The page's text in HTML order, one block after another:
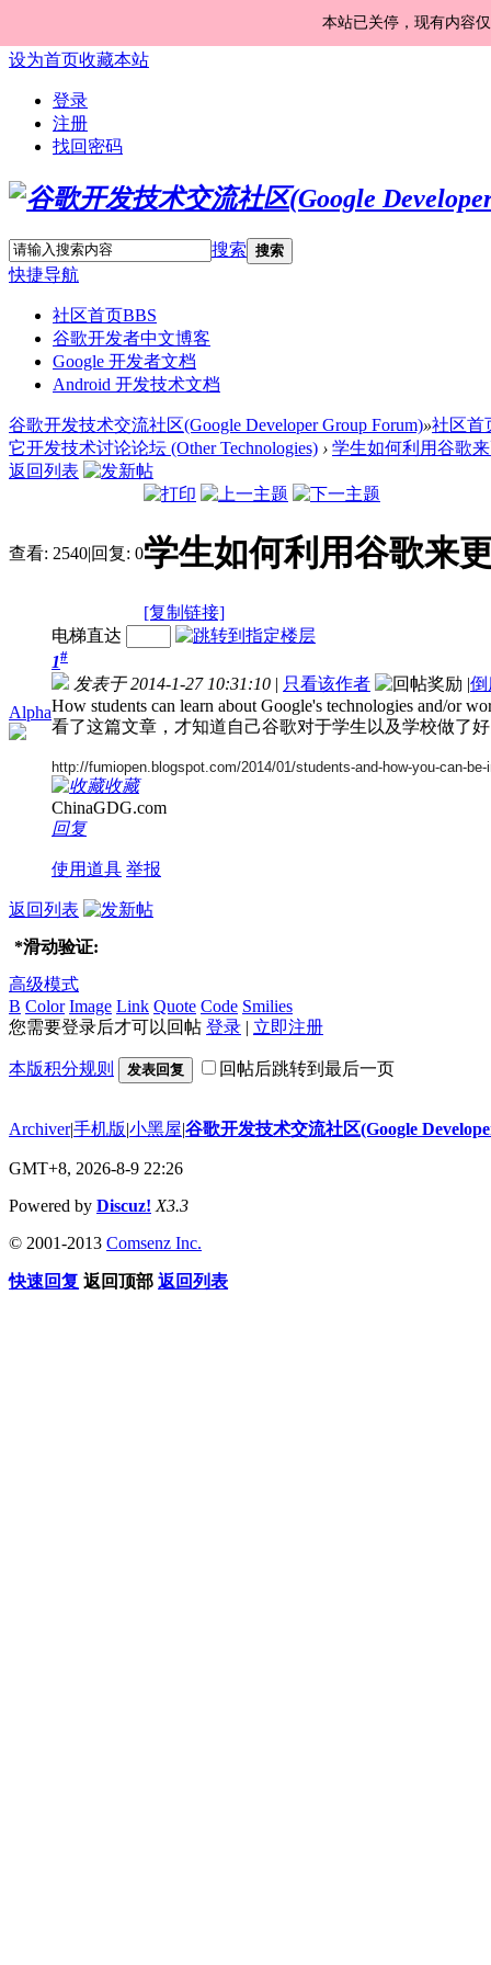
本站已关停，现有内容
设为首页收藏本站
登录
注册
找回密码
搜索 搜索
快捷导航
社区首页BBS
谷歌开发者中文博客
Google 开发者文档
Android 开发技术文档
谷歌开发技术交流社区(Google Developer Group Forum)»社区首
它开发技术讨论论坛 (Other Technologies) › 学生如何利用谷歌
返回列表
查看: 2540|回复: 0学生如何利用谷歌来
[复制链接]
Alpha
电梯直达
1#
发表于 2014-1-27 10:31:10 | 只看该作者 |倒
How students can learn about Google's technologies and/or
看了这篇文章，才知道自己谷歌对于学生以及学校做了
http://fumiopen.blogspot.com/2014/01/students-and-how-you-can-
收藏
ChinaGDG.com
回复
使用道具 举报
返回列表
*滑动验证:
高级模式
B Color Image Link Quote Code Smilies
您需要登录后才可以回帖 登录 | 立即注册
本版积分规则 发表回复 回帖后跳转到最后一页
Archiver|手机版|小黑屋|谷歌开发技术交流社区(Google
GMT+8, 2026-8-9 22:26
Powered by Discuz! X3.3
© 2001-2013 Comsenz Inc.
快速回复 返回顶部 返回列表